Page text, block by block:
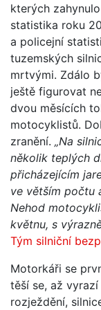
kterých
statistika roku
a policejní
tuzemských
mrtvými. Zdálo
ještě figurovat
dvou měsících
motocyklistů.
zranění. „Na
několik teplých
přicházejícím
ve větším počtu
Nehod
květnu, s
Tým silniční
Motorkáři se
těší se, až vyrazí
rozježdění,